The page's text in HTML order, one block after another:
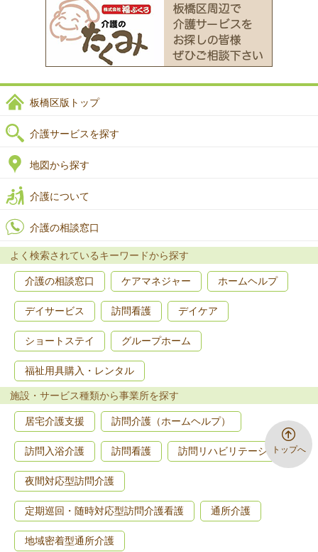
トップへ
板橋区版トップ
介護サービスを探す
地図から探す
介護について
介護の相談窓口
よく検索されているキーワードから探す
介護の相談窓口 ケアマネジャー ホームヘルプ
デイサービス 訪問看護 デイケア
ショートステイ グループホーム
福祉用具購入・レンタル
施設・サービス種類から事業所を探す
居宅介護支援 訪問介護（ホームヘルプ）
訪問入浴介護 訪問看護 訪問リハビリテーション
夜間対応型訪問介護
定期巡回・随時対応型訪問介護看護 通所介護
地域密着型通所介護